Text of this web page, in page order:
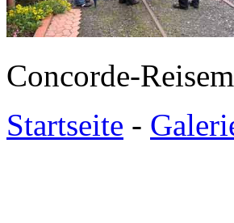
Concorde-
Startseite -